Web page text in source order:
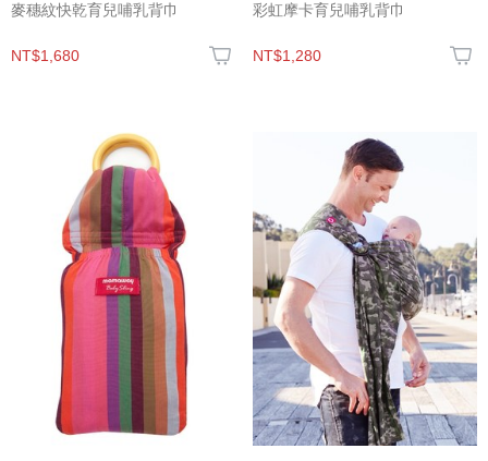
麥穗紋快乾育兒哺乳背巾
NT$1,680
彩虹摩卡育兒哺乳背巾
NT$1,280